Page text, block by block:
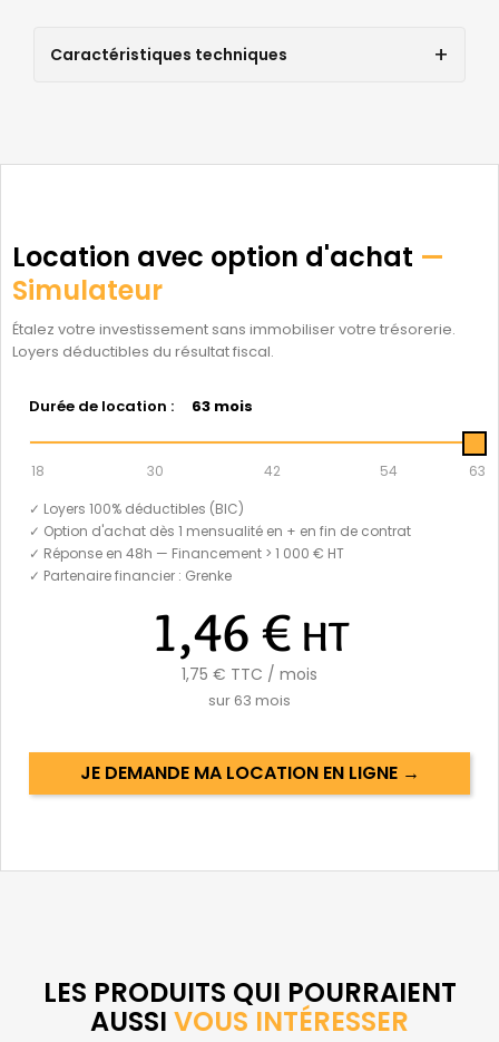
Caractéristiques techniques
Location avec option d'achat —
Simulateur
Étalez votre investissement sans immobiliser votre trésorerie.
Loyers déductibles du résultat fiscal.
Durée de location : 63 mois
18 30 42 54
63
✓ Loyers 100% déductibles (BIC)
✓ Option d'achat dès 1 mensualité en + en fin de contrat
✓ Réponse en 48h — Financement > 1 000 € HT
✓ Partenaire financier : Grenke
1,46 € HT
1,75 € TTC / mois
sur 63 mois
JE DEMANDE MA LOCATION EN LIGNE →
LES PRODUITS QUI POURRAIENT
AUSSI VOUS INTÉRESSER